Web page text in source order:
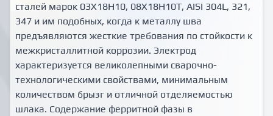
сталей марок 03Х18Н10, 08Х18Н10Т, AISI 304L, 321,
347 и им подобных, когда к металлу шва
предъявляются жесткие требования по стойкости к
межкристаллитной коррозии. Электрод
характеризуется великолепными сварочно-
технологическими свойствами, минимальным
количеством брызг и отличной отделяемостью
шлака. Содержание ферритной фазы в